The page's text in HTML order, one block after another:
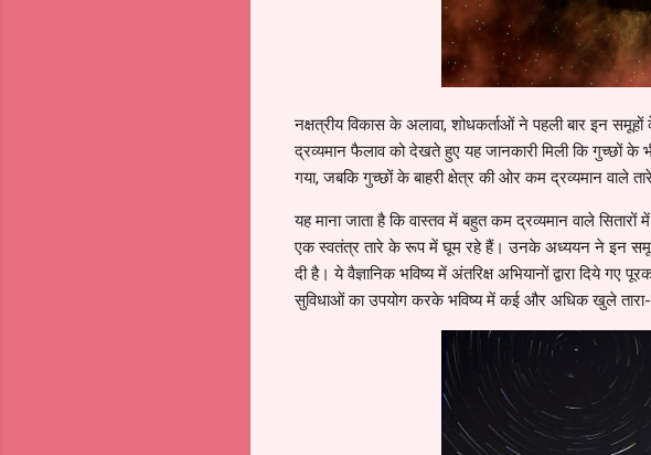
नक्षत्रीय विकास के अलावा, शोधकर्ताओं ने पहली बार इन
द्रव्यमान फैलाव को देखते हुए यह जानकारी मिली कि गुच्छों के
गया, जबकि गुच्छों के बाहरी क्षेत्र की ओर कम द्रव्यमान वाले
यह माना जाता है कि वास्तव में बहुत कम द्रव्यमान वाले
एक स्वतंत्र तारे के रूप में घूम रहे हैं। उनके अध्ययन ने इन समूहों
दी है। ये वैज्ञानिक भविष्य में अंतरिक्ष अभियानों द्वारा
सुविधाओं का उपयोग करके भविष्य में कई और अधिक खुले तारा-